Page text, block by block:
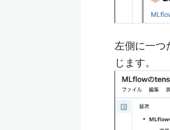
左側に一つ
じます。